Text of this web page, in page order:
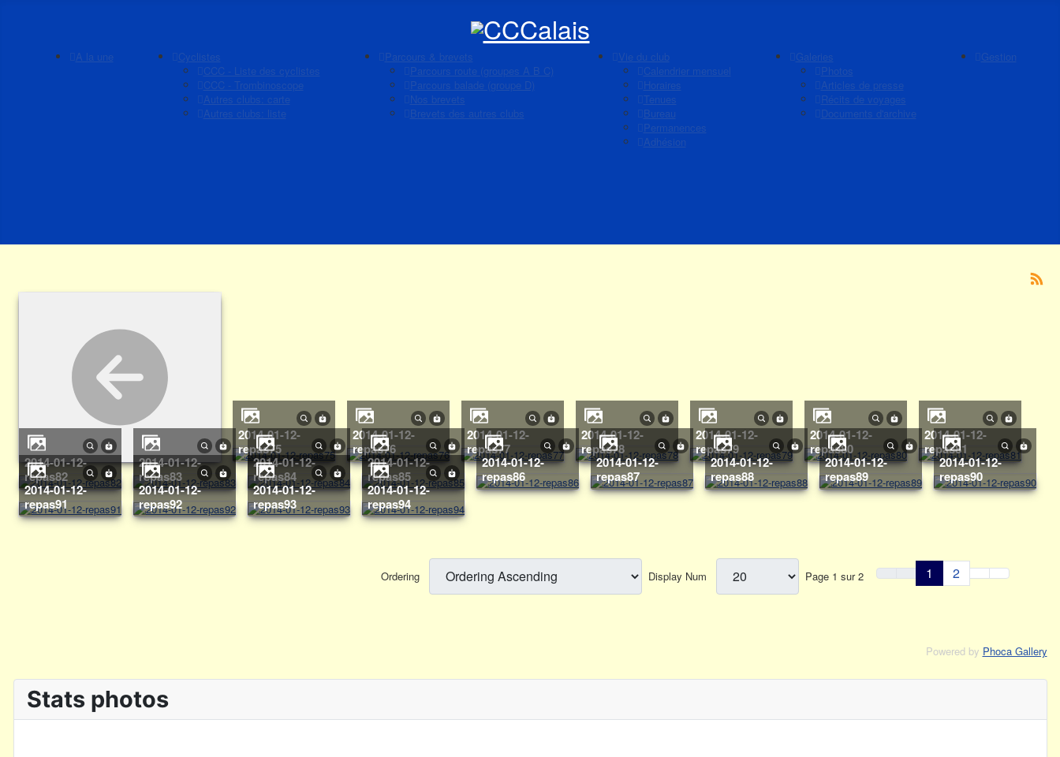
A la une
Cyclistes
CCC - Liste des cyclistes
CCC - Trombinoscope
Autres clubs: carte
Autres clubs: liste
Parcours & brevets
Parcours route (groupes A B C)
Parcours balade (groupe D)
Nos brevets
Brevets des autres clubs
Vie du club
Calendrier mensuel
Horaires
Tenues
Bureau
Permanences
Adhésion
Galeries
Photos
Articles de presse
Récits de voyages
Documents d'archive
Gestion
Stats photos
2014-01-12-
repas75
2014-01-12-
repas76
2014-01-12-
repas77
2014-01-12-
repas78
2014-01-12-
repas79
2014-01-12-
repas80
2014-01-12-
repas81
2014-01-12-
repas82
2014-01-12-
repas83
2014-01-12-
repas84
2014-01-12-
repas85
2014-01-12-
repas86
2014-01-12-
repas87
2014-01-12-
repas88
2014-01-12-
repas89
2014-01-12-
repas90
2014-01-12-
repas91
2014-01-12-
repas92
2014-01-12-
repas93
2014-01-12-
repas94
Ordering Display Num Page 1 sur 2 1 2
Powered by Phoca Gallery